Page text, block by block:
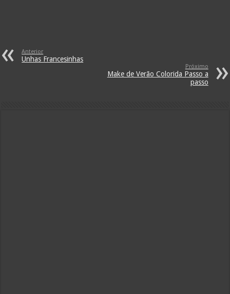
Anterior
Unhas Francesinhas
Próximo
Make de Verão Colorida Passo a
passo